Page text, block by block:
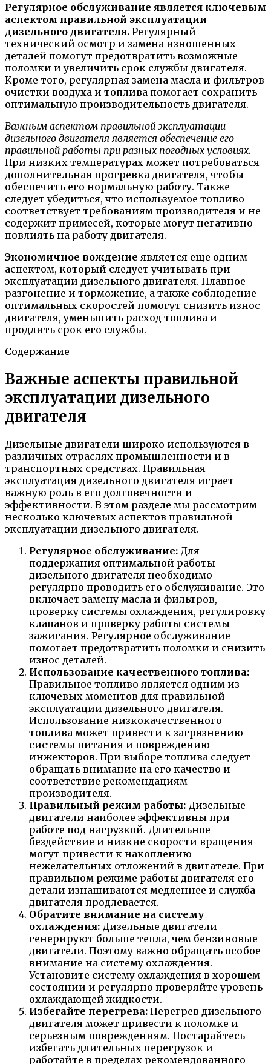
Регулярное обслуживание является ключевым
аспектом правильной эксплуатации
дизельного двигателя. Регулярный
технический осмотр и замена изношенных
деталей помогут предотвратить возможные
поломки и увеличить срок службы двигателя.
Кроме того, регулярная замена масла и фильтров
очистки воздуха и топлива помогает сохранить
оптимальную производительность двигателя.
Важным аспектом правильной эксплуатации
дизельного двигателя является обеспечение его
правильной работы при разных погодных условиях.
При низких температурах может потребоваться
дополнительная прогревка двигателя, чтобы
обеспечить его нормальную работу. Также
следует убедиться, что используемое топливо
соответствует требованиям производителя и не
содержит примесей, которые могут негативно
повлиять на работу двигателя.
Экономичное вождение является еще одним
аспектом, который следует учитывать при
эксплуатации дизельного двигателя. Плавное
разгонение и торможение, а также соблюдение
оптимальных скоростей помогут снизить износ
двигателя, уменьшить расход топлива и
продлить срок его службы.
Содержание
Важные аспекты правильной
эксплуатации дизельного
двигателя
Дизельные двигатели широко используются в
различных отраслях промышленности и в
транспортных средствах. Правильная
эксплуатация дизельного двигателя играет
важную роль в его долговечности и
эффективности. В этом разделе мы рассмотрим
несколько ключевых аспектов правильной
эксплуатации дизельного двигателя.
Регулярное обслуживание: Для
поддержания оптимальной работы
дизельного двигателя необходимо
регулярно проводить его обслуживание. Это
включает замену масла и фильтров,
проверку системы охлаждения, регулировку
клапанов и проверку работы системы
зажигания. Регулярное обслуживание
помогает предотвратить поломки и снизить
износ деталей.
Использование качественного топлива:
Правильное топливо является одним из
ключевых моментов для правильной
эксплуатации дизельного двигателя.
Использование низкокачественного
топлива может привести к загрязнению
системы питания и повреждению
инжекторов. При выборе топлива следует
обращать внимание на его качество и
соответствие рекомендациям
производителя.
Правильный режим работы: Дизельные
двигатели наиболее эффективны при
работе под нагрузкой. Длительное
бездействие и низкие скорости вращения
могут привести к накоплению
нежелательных отложений в двигателе. При
правильном режиме работы двигателя его
детали изнашиваются медленнее и служба
двигателя продлевается.
Обратите внимание на систему
охлаждения: Дизельные двигатели
генерируют больше тепла, чем бензиновые
двигатели. Поэтому важно обращать особое
внимание на систему охлаждения.
Установите систему охлаждения в хорошем
состоянии и регулярно проверяйте уровень
охлаждающей жидкости.
Избегайте перегрева: Перегрев дизельного
двигателя может привести к поломке и
серьезным повреждениям. Постарайтесь
избегать длительных перегрузок и
работайте в пределах рекомендованного